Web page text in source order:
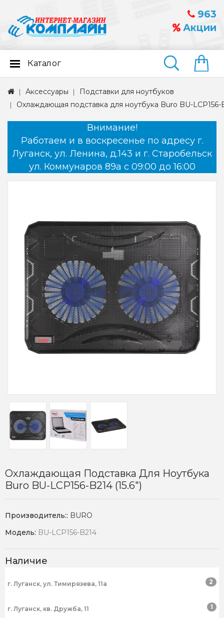
963
Акции
Найти
Каталог
Аксессуары
Подставки для ноутбуков
Охлаждающая подставка для ноутбука Buro BU-LCP156-
Внимание!
Работаем и в воскресенье по адресу г.
Луганск, ул. Ленина, д.143 и г. Старобельск
ул. Коммунаров 89а с 09:00 до 16:00
Охлаждающая Подставка Для Ноутбука
Buro BU-LCP156-B214 (15.6")
Производитель:: BURO
Модель: BU-LCP156-B214
Наличие
г. Луганск, ул. Тимирязева, 11а 2
г. Луганск, кв. Дружба, 11 1